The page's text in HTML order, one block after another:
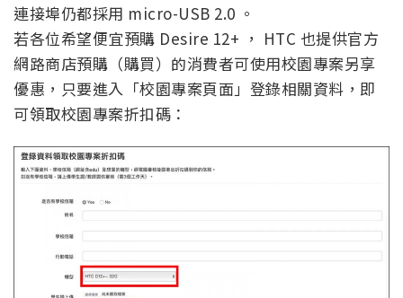
連接埠仍都採用 micro-USB 2.0 。
若各位希望便宜預購 Desire 12+ ， HTC 也提供官方
網路商店預購（購買）的消費者可使用校園專案另享
優惠，只要進入「校園專案頁面」登錄相關資料，即
可領取校園專案折扣碼：